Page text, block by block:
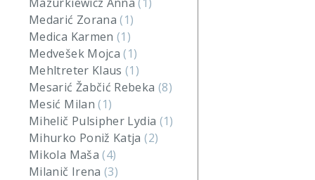
Medarić Zorana(1)
Medica Karmen(1)
Medvešek Mojca(1)
Mehltreter Klaus(1)
Mesarić Žabčić Rebeka (8)
Mesić Milan(1)
Mihelič Pulsipher Lydia (1)
Mihurko Poniž Katja(2)
Mikola Maša(4)
Milanič Irena(3)